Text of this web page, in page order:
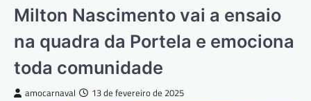
Milton Nascimento vai a ensaio
na quadra da Portela e emociona
toda comunidade
amocarnaval 13 de fevereiro de 2025